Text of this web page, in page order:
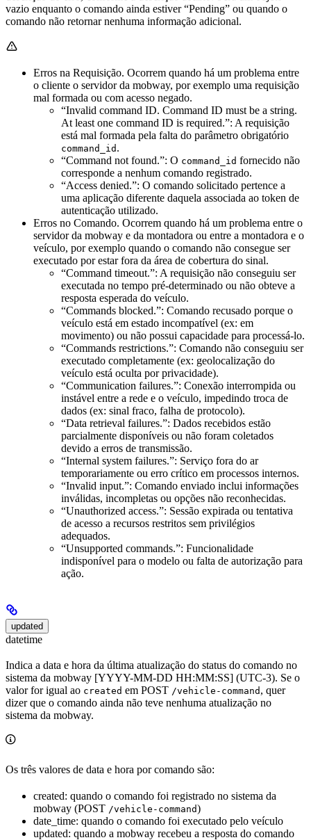
vazio enquanto o comando ainda estiver “Pending” ou quando o
comando não retornar nenhuma informação adicional.
Erros na Requisição. Ocorrem quando há um problema entre
o cliente o servidor da mobway, por exemplo uma requisição
mal formada ou com acesso negado.
“Invalid command ID. Command ID must be a string.
At least one command ID is required.”: A requisição
está mal formada pela falta do parâmetro obrigatório
command_id .
“Command not found.”: O command_id fornecido não
corresponde a nenhum comando registrado.
“Access denied.”: O comando solicitado pertence a
uma aplicação diferente daquela associada ao token de
autenticação utilizado.
Erros no Comando. Ocorrem quando há um problema entre o
servidor da mobway e da montadora ou entre a montadora e o
veículo, por exemplo quando o comando não consegue ser
executado por estar fora da área de cobertura do sinal.
“Command timeout.”: A requisição não conseguiu ser
executada no tempo pré-determinado ou não obteve a
resposta esperada do veículo.
“Commands blocked.”: Comando recusado porque o
veículo está em estado incompatível (ex: em
movimento) ou não possui capacidade para processá-lo.
“Commands restrictions.”: Comando não conseguiu ser
executado completamente (ex: geolocalização do
veículo está oculta por privacidade).
“Communication failures.”: Conexão interrompida ou
instável entre a rede e o veículo, impedindo troca de
dados (ex: sinal fraco, falha de protocolo).
“Data retrieval failures.”: Dados recebidos estão
parcialmente disponíveis ou não foram coletados
devido a erros de transmissão.
“Internal system failures.”: Serviço fora do ar
temporariamente ou erro crítico em processos internos.
“Invalid input.”: Comando enviado inclui informações
inválidas, incompletas ou opções não reconhecidas.
“Unauthorized access.”: Sessão expirada ou tentativa
de acesso a recursos restritos sem privilégios
adequados.
“Unsupported commands.”: Funcionalidade
indisponível para o modelo ou falta de autorização para
ação.
updated
datetime
Indica a data e hora da última atualização do status do comando no
sistema da mobway [YYYY-MM-DD HH:MM:SS] (UTC-3). Se o
valor for igual ao created em POST /vehicle-command , quer
dizer que o comando ainda não teve nenhuma atualização no
sistema da mobway.
Os três valores de data e hora por comando são:
created: quando o comando foi registrado no sistema da
mobway (POST /vehicle-command)
date_time: quando o comando foi executado pelo veículo
updated: quando a mobway recebeu a resposta do comando